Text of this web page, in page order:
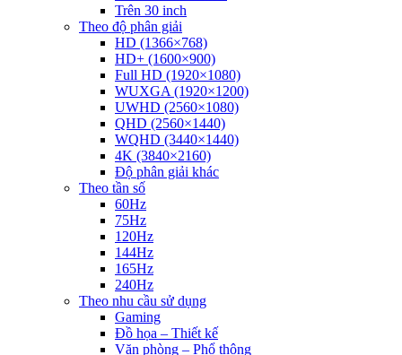
Trên 30 inch
Theo độ phân giải
HD (1366×768)
HD+ (1600×900)
Full HD (1920×1080)
WUXGA (1920×1200)
UWHD (2560×1080)
QHD (2560×1440)
WQHD (3440×1440)
4K (3840×2160)
Độ phân giải khác
Theo tần số
60Hz
75Hz
120Hz
144Hz
165Hz
240Hz
Theo nhu cầu sử dụng
Gaming
Đồ họa – Thiết kế
Văn phòng – Phổ thông